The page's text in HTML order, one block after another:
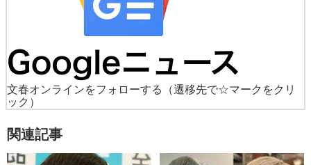
文春オンラインをフォローする
（遷移先で☆マークをクリ
ック）
関連記事